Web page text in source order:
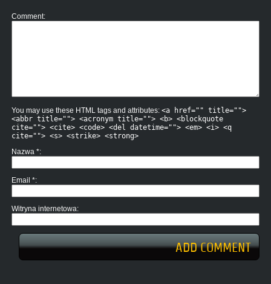
Comment
You may use these HTML tags and attributes: <a href="" title="">
<abbr title=""> <acronym title=""> <b> <blockquote
cite=""> <cite> <code> <del datetime=""> <em> <i> <q
cite=""> <s> <strike> <strong>
Nazwa *
Email *
Witryna internetowa